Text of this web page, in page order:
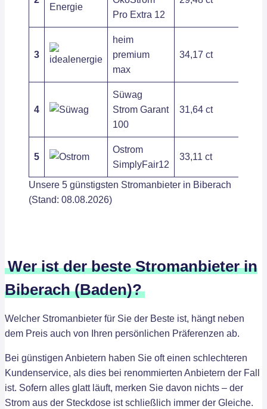
Pro Extra 12
3
heim
premium
max
34,17 ct
4
Süwag
Strom Garant
100
31,64 ct
5
Ostrom
SimplyFair12
33,11 ct
Unsere 5 günstigsten Stromanbieter in Biberach
(Stand: 08.08.2026)
Wer ist der beste Stromanbieter in
Biberach (Baden)?
Welcher Stromanbieter für Sie der Beste ist, hängt neben
dem Preis auch von Ihren persönlichen Präferenzen ab.
Bei günstigen Anbietern haben Sie oft einen schlechteren
Kundenservice, als dies bei renommierten Anbietern der Fall
ist. Sofern alles glatt läuft, merken Sie davon nichts – der
Strom aus der Steckdose ist schließlich immer der Gleiche.